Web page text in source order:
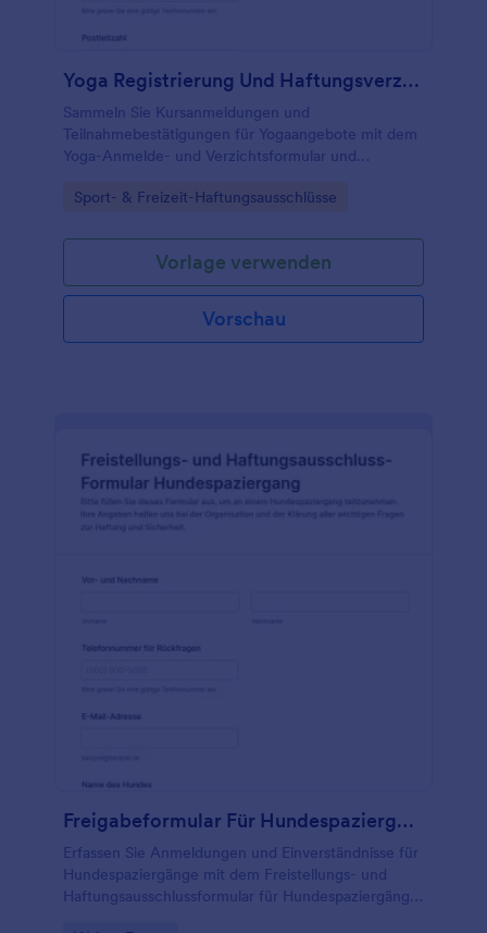
Yoga Registrierung Und Haftungsverzichtsformular
Sammeln Sie Kursanmeldungen und
Teilnahmebestätigungen für Yogaangebote mit dem
Yoga-Anmelde- und Verzichtsformular und
Kommunikation für Studios und Kursleitungen in
Go to Category:
Sport- & Freizeit-Haftungsausschlüsse
Vorlage verwenden
Vorschau
Freigabeformular Für Hundespaziergänge
Erfassen Sie Anmeldungen und Einverständnisse für
Hundespaziergänge mit dem Freistellungs- und
Haftungsausschlussformular für Hundespaziergänge